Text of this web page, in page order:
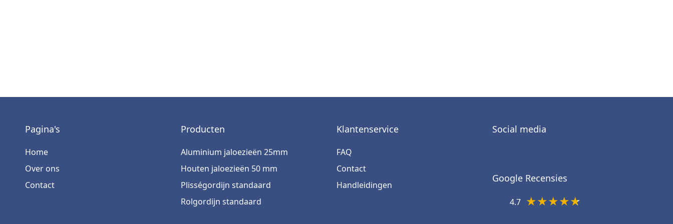
Pagina's
Home
Over ons
Contact
Producten
Aluminium jaloezieën 25mm
Houten jaloezieën 50 mm
Plisségordijn standaard
Rolgordijn standaard
Klantenservice
FAQ
Contact
Handleidingen
Social media
Google Recensies
4.7 ★★★★★